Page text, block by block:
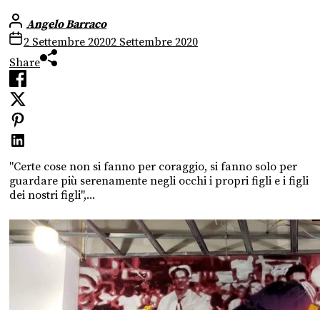
Angelo Barraco
2 Settembre 20202 Settembre 2020
Share
"Certe cose non si fanno per coraggio, si fanno solo per
guardare più serenamente negli occhi i propri figli e i figli
dei nostri figli",...